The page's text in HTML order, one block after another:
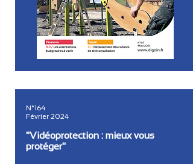
N°164
Février 2024
"Vidéoprotection : mieux vous
protéger"